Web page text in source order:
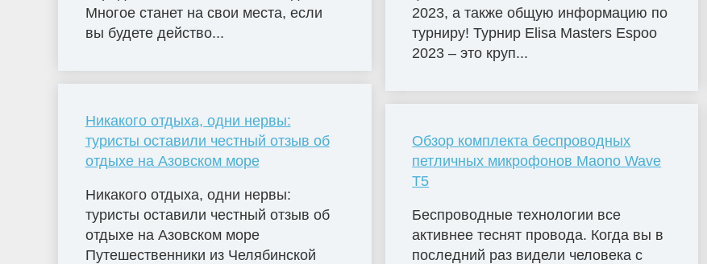
Многое станет на свои места, если
вы будете действо...
Никакого отдыха, одни нервы:
туристы оставили честный отзыв об
отдыхе на Азовском море
Никакого отдыха, одни нервы:
туристы оставили честный отзыв об
отдыхе на Азовском море
Путешественники из Челябинской
2023, а также общую информацию по
турниру! Турнир Elisa Masters Espoo
2023 – это круп...
Обзор комплекта беспроводных
петличных микрофонов Maono Wave
T5
Беспроводные технологии все
активнее теснят провода. Когда вы в
последний раз видели человека с